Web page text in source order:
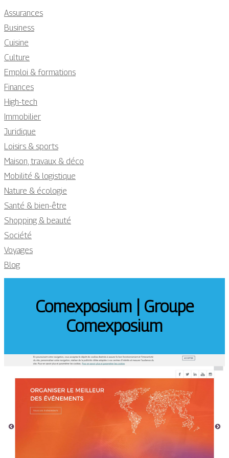
Assurances
Business
Cuisine
Culture
Emploi & formations
Finances
High-tech
Immobilier
Juridique
Loisirs & sports
Maison, travaux & déco
Mobilité & logistique
Nature & écologie
Santé & bien-être
Shopping & beauté
Société
Voyages
Blog
Comexposium | Groupe
Comexposium